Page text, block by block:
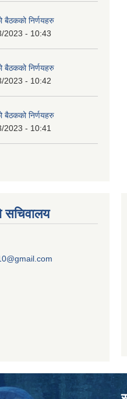
बैठकको निर्णयहरु
2023 - 10:43
बैठकको निर्णयहरु
2023 - 10:42
बैठकको निर्णयहरु
2023 - 10:41